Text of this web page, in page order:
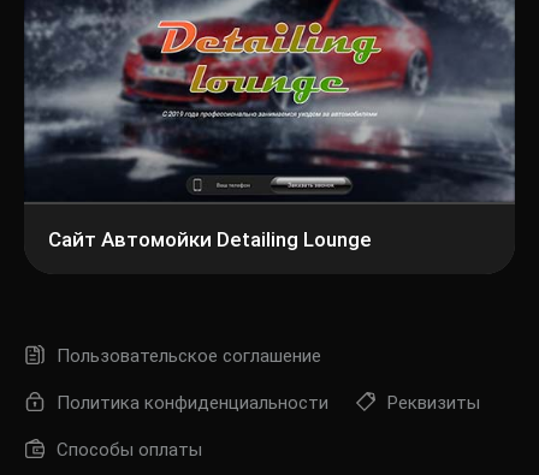
Сайт Автомойки Detailing Lounge
Пользовательское соглашение
Политика конфиденциальности Реквизиты
Способы оплаты